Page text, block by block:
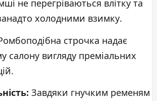
не перегріваються влітку та
холодними взимку.
строчка надає
салону вигляду преміальних
Завдяки гнучким ременям